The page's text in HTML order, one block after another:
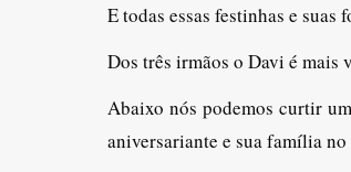
E todas essas festinhas e
Dos três irmãos o Davi é mais
Abaixo nós podemos curtir
aniversariante e sua família